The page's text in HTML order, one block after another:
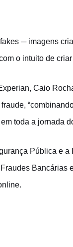
─ imagens
o intuito de
Caio
toda a jornada
Pública e
Bancárias